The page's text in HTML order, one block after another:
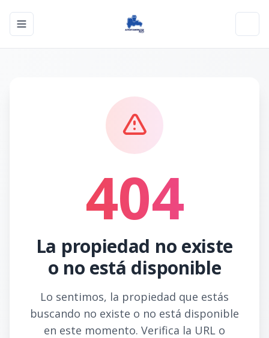
Toggle navigation menu
404
La propiedad no existe
o no está disponible
Lo sentimos, la propiedad que estás
buscando no existe o no está disponible
en este momento. Verifica la URL o